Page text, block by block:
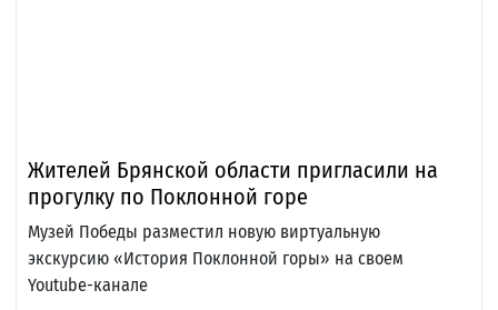
Жителей Брянской области пригласили на
прогулку по Поклонной горе
Музей Победы разместил новую виртуальную
экскурсию «История Поклонной горы» на своем
Youtube-канале